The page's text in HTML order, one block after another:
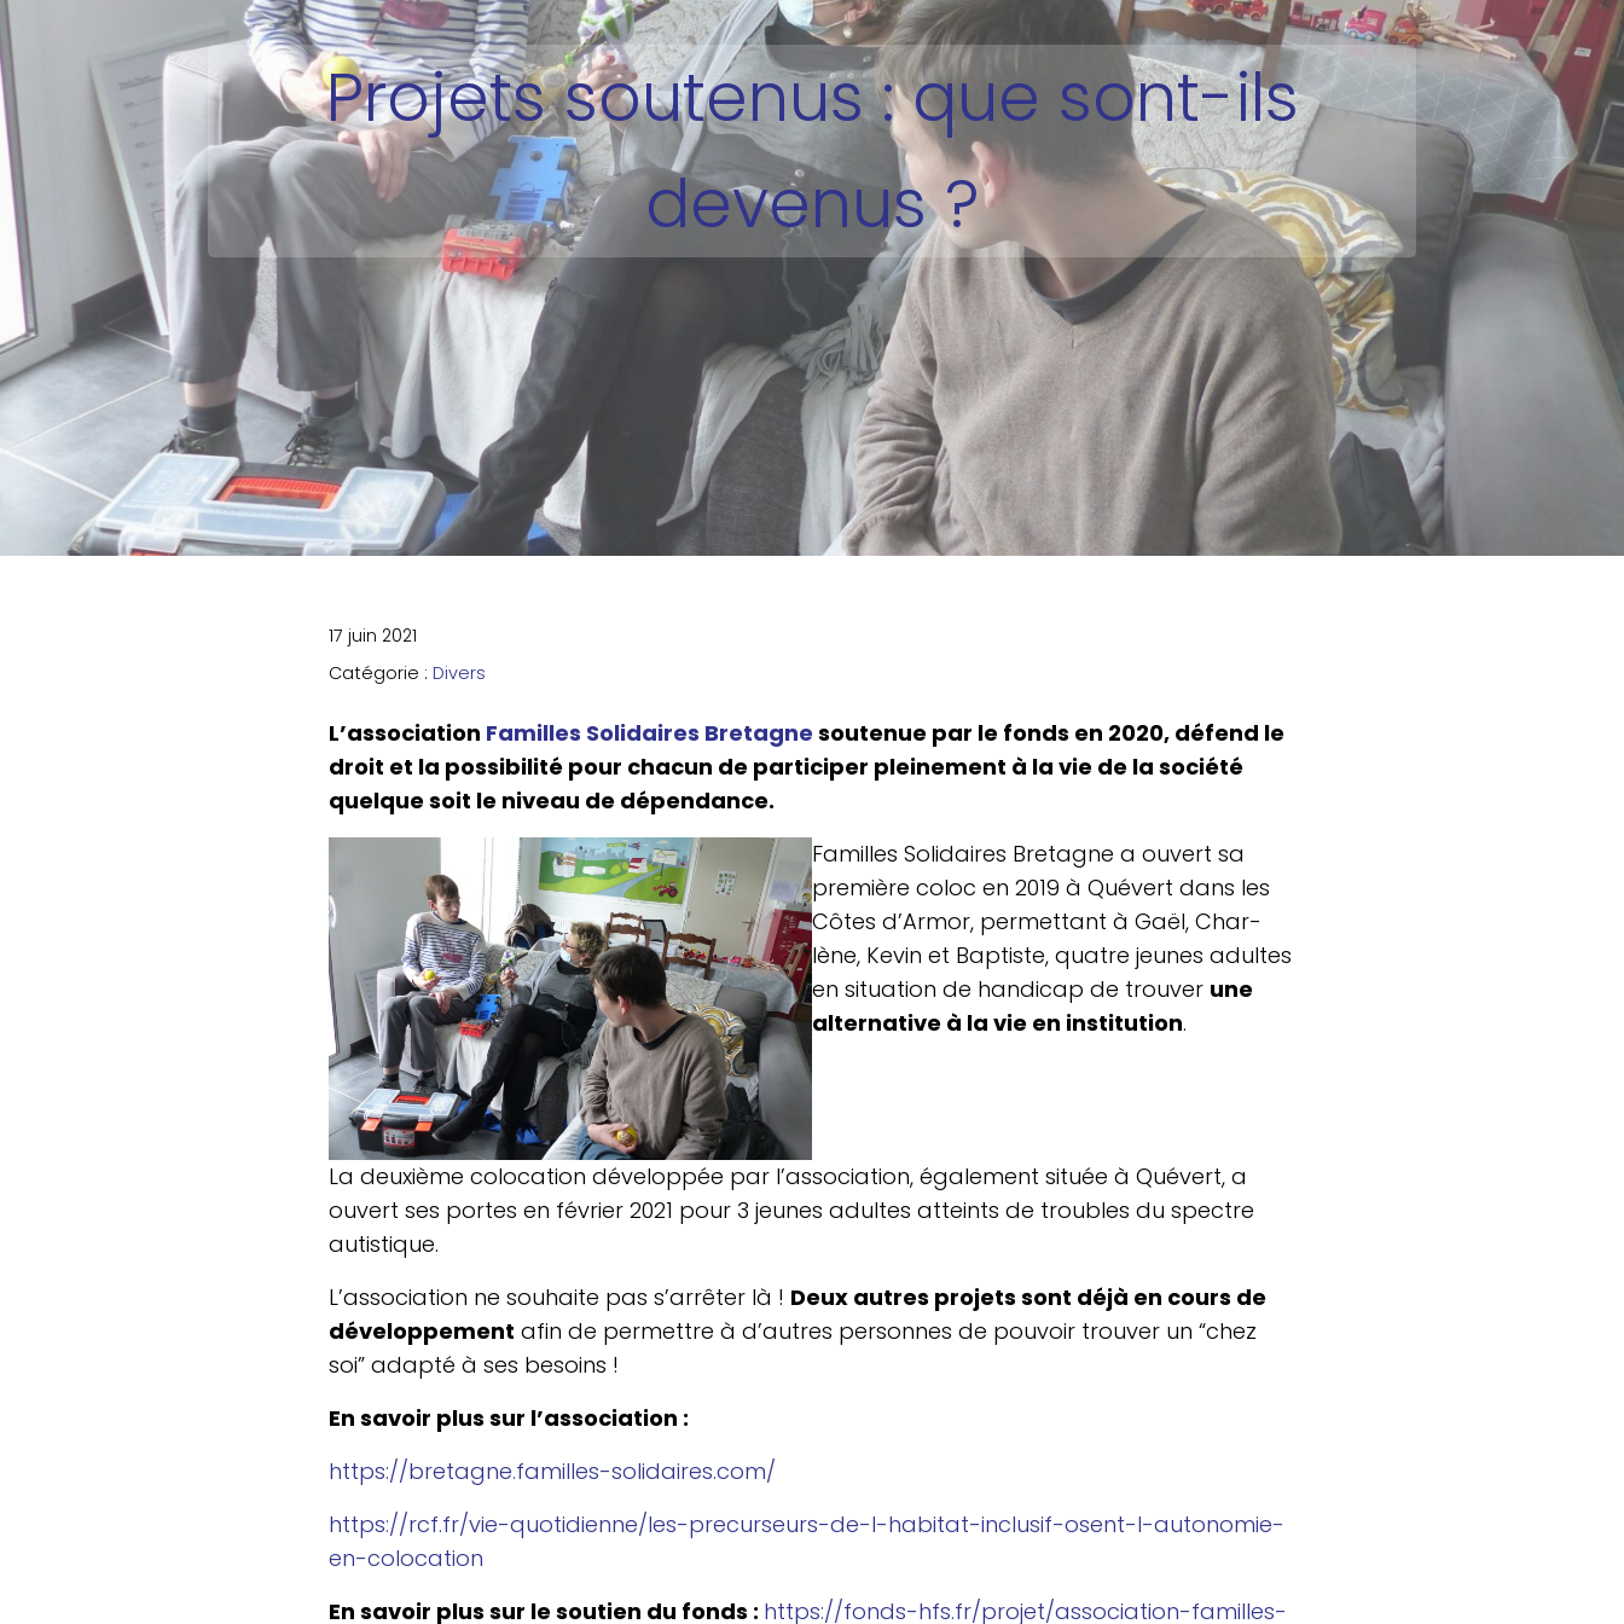
Projets soutenus : que sont-ils
devenus ?
17 juin 2021
Catégorie : Divers
L’as­so­cia­tion Familles Soli­daires Bre­tagne sou­te­nue par le fonds en 2020, défend le
droit et la pos­si­bi­li­té pour chacun de par­ti­ci­per plei­ne­ment à la vie de la société
quelque soit le niveau de dépendance.
Familles Soli­daires Bre­tagne a ouvert sa
pre­mière coloc en 2019 à Quévert dans les
Côtes d’Armor, per­met­tant à Gaël, Char­
lène, Kevin et Bap­tiste, quatre jeunes adultes
en situa­tion de han­di­cap de trouver une
alter­na­tive à la vie en ins­ti­tu­tion.
La deuxième colo­ca­tion déve­lop­pée par l’as­so­cia­tion, éga­le­ment située à Quévert, a
ouvert ses portes en février 2021 pour 3 jeunes adultes atteints de troubles du spectre
autistique.
L’as­so­cia­tion ne sou­haite pas s’ar­rê­ter là ! Deux autres projets sont déjà en cours de
déve­lop­pe­ment afin de per­mettre à d’autres per­sonnes de pouvoir trouver un “chez
soi” adapté à ses besoins !
En savoir plus sur l’association :
https://​bre​tagne​.familles​-soli​daires​.com/
https://​rcf​.fr/​v​i​e​-​q​u​o​t​i​d​i​e​n​n​e​/​l​e​s​-​p​r​e​c​u​r​s​e​u​r​s​-​d​e​-​l​-​h​a​b​i​t​a​t​-​i​n​c​l​u​s​i​f​-​o​s​e​n​t​-​l​-​a​u​t​o​n​o​m​i​e​-​
e​n​-​c​o​l​o​c​a​t​ion
En savoir plus sur le soutien du fonds : https://​fonds​-hfs​.fr/​p​r​o​j​e​t​/​a​s​s​o​c​i​a​t​i​o​n​-​f​a​m​i​l​l​e​s​-​